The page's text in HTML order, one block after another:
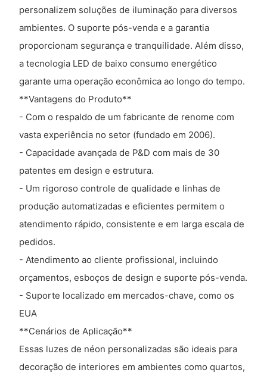
personalizem soluções de iluminação para diversos
ambientes. O suporte pós-venda e a garantia
proporcionam segurança e tranquilidade. Além disso,
a tecnologia LED de baixo consumo energético
garante uma operação econômica ao longo do tempo.
**Vantagens do Produto**
- Com o respaldo de um fabricante de renome com
vasta experiência no setor (fundado em 2006).
- Capacidade avançada de P&D com mais de 30
patentes em design e estrutura.
- Um rigoroso controle de qualidade e linhas de
produção automatizadas e eficientes permitem o
atendimento rápido, consistente e em larga escala de
pedidos.
- Atendimento ao cliente profissional, incluindo
orçamentos, esboços de design e suporte pós-venda.
- Suporte localizado em mercados-chave, como os
EUA
**Cenários de Aplicação**
Essas luzes de néon personalizadas são ideais para
decoração de interiores em ambientes como quartos,